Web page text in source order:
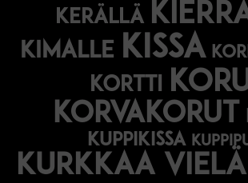
kerällä
kimalle kissa
kortti
korvakorut
kuppikissa
Kurkkaa